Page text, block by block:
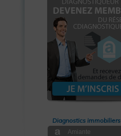
Diagnostics immobiliers
Amiante